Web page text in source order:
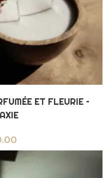
ET FLEURIE –